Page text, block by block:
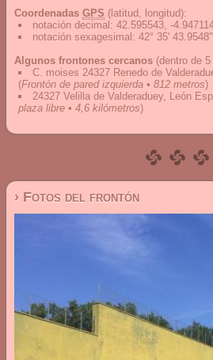
Coordenadas GPS (latitud, longitud):
notación decimal : 42.595543, -
notación sexagesimal : 42° 35'
Algunos frontones cercanos (dentro de
C. moises 24327 Renedo de
(Frontón de pared izquierda • 812 metros)
24327 Velilla de Valderaduey, León
plaza libre • 4,6 kilómetros)
› Fotos del frontón